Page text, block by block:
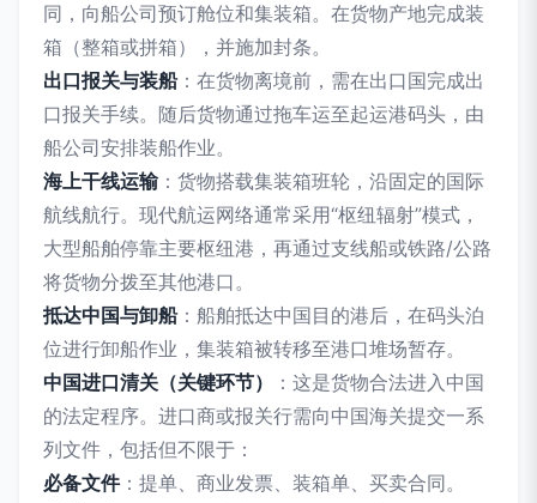
同，向船公司预订舱位和集装箱。在货物产地完成装
箱（整箱或拼箱），并施加封条。
出口报关与装船：在货物离境前，需在出口国完成出
口报关手续。随后货物通过拖车运至起运港码头，由
船公司安排装船作业。
海上干线运输：货物搭载集装箱班轮，沿固定的国际
航线航行。现代航运网络通常采用“枢纽辐射”模式，
大型船舶停靠主要枢纽港，再通过支线船或铁路/公路
将货物分拨至其他港口。
抵达中国与卸船：船舶抵达中国目的港后，在码头泊
位进行卸船作业，集装箱被转移至港口堆场暂存。
中国进口清关（关键环节）
：这是货物合法进入中国
的法定程序。进口商或报关行需向中国海关提交一系
列文件，包括但不限于：
必备文件：提单、商业发票、装箱单、买卖合同。